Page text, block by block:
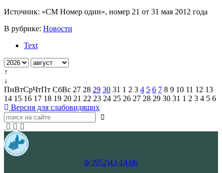
Источник: «СМ Номер один», номер 21 от 31 мая 2012 года
В рубрике: Новости
Text
↑
↓
ПнВтСрЧтПт СбВс 27 28 29 30 31 1 2 3 4 5 6 7 8 9 10 11 12 13
14 15 16 17 18 19 20 21 22 23 24 25 26 27 28 29 30 31 1 2 3 4 5 6
Версия для слабовидящих
8(3952)43-14-06